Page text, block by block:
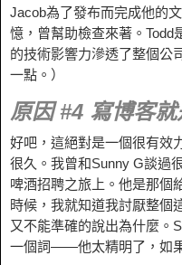
Jacob為了發布而完成他的
憶，曾幫助檢查來著。Todd
的技術影響力滲透了整個公
一點。）
原因 #4 寫博客
好吧，這絕對是一個很有效
很久。我曾和Sunny G談過
啤酒招聘之旅上。他是那
時候，我就知道我討厭整個
又不能準確的說出為什麼。
一個詞——他太精明了，如